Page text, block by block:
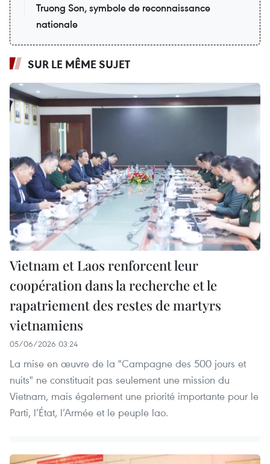
Truong Son, symbole de reconnaissance
nationale
SUR LE MÊME SUJET
Vietnam et Laos renforcent leur
coopération dans la recherche et le
rapatriement des restes de martyrs
vietnamiens
05/06/2026 03:24
La mise en œuvre de la "Campagne des 500 jours et
nuits" ne constituait pas seulement une mission du
Vietnam, mais également une priorité importante pour le
Parti, l’État, l’Armée et le peuple lao.